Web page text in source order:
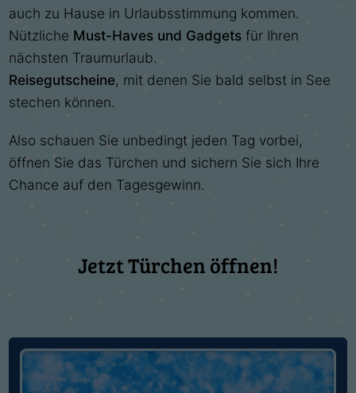
auch zu Hause in Urlaubsstimmung kommen.
Nützliche Must-Haves und Gadgets für Ihren
nächsten Traumurlaub.
Reisegutscheine, mit denen Sie bald selbst in See
stechen können.
Also schauen Sie unbedingt jeden Tag vorbei,
öffnen Sie das Türchen und sichern Sie sich Ihre
Chance auf den Tagesgewinn.
Jetzt Türchen öffnen!